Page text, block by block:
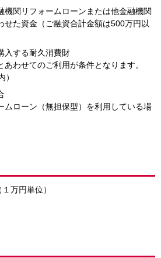
機関リフォームローンまたは他金融機関
せた資金（ご融資合計金額は500万円以
入する耐久消費財
あわせてのご利用が条件となります。
）
ムローン（無担保型）を利用している場
万円単位）